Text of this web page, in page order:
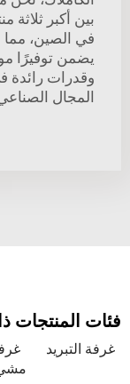
ثلاثة منتجين
مما
موثوقًا
رائدة في
الصناعي.
ذات الصلة
غرفة تبريد